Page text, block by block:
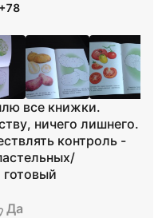
+78
все книжки.
ничего лишнего.
контроль -
готовый
Да